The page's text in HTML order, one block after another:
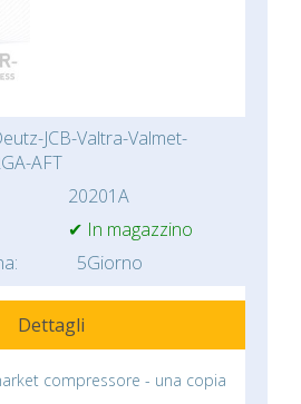
JCB-Valtra-Valmet-
AFT
20201A
✔ In magazzino
5Giorno
Dettagli
compressore - una copia